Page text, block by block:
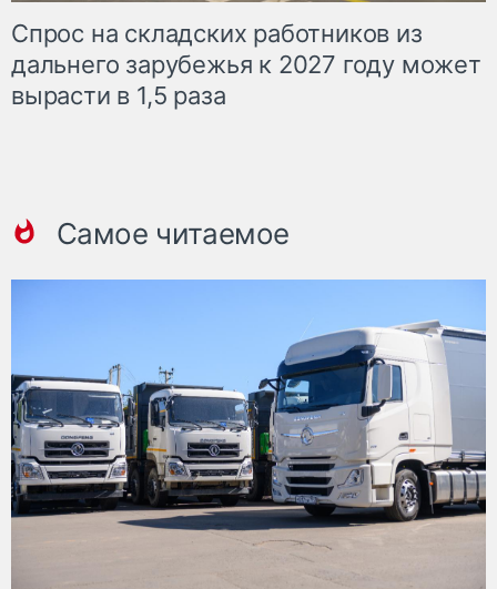
Спрос на складских работников из
дальнего зарубежья к 2027 году может
вырасти в 1,5 раза
Самое читаемое